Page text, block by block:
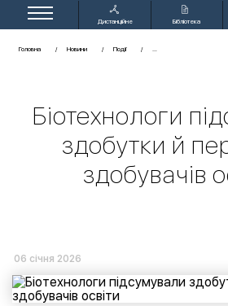
Дистанційне
Бібліотека
Головна Новини Події
Біотехнологи
здобутки й
здобувачів
06 січня 2026